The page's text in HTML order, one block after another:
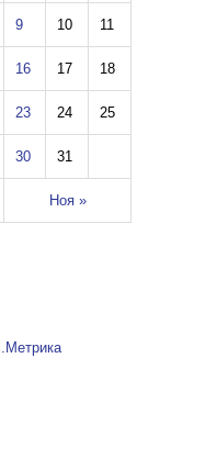
Ноя »
9 10 11
16 17 18
23 24 25
30 31